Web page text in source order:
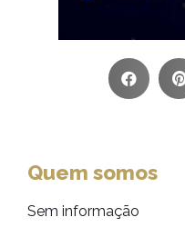
Quem somos
Sem informação